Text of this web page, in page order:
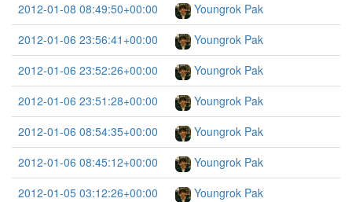
2012-01-08 08:49:50+00:00
Youngrok Pak
2012-01-06 23:56:41+00:00
Youngrok Pak
2012-01-06 23:52:26+00:00
Youngrok Pak
2012-01-06 23:51:28+00:00
Youngrok Pak
2012-01-06 08:54:35+00:00
Youngrok Pak
2012-01-06 08:45:12+00:00
Youngrok Pak
2012-01-05 03:12:26+00:00
Youngrok Pak